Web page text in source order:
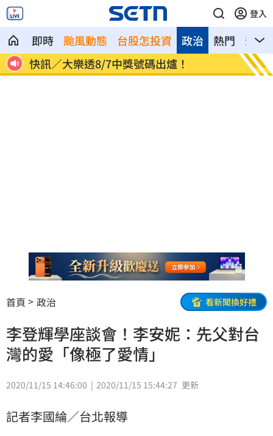
登入
即時 颱風動態 台股怎投資 熱門 影音
政治
火
快訊／大樂透8/7中獎號碼出爐！
老翁
酸
首頁 政治 看新聞換好禮
李登輝學座談會！李安妮：先父對台
灣的愛「像極了愛情」
2020/11/15 14:46:00 2020/11/15 15:44:27 更新
記者李國綸／台北報導